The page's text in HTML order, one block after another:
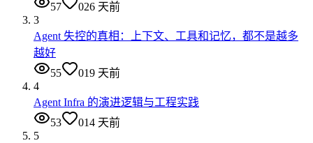
57
026 天前
3
Agent 失控的真相：上下文、工具和记忆，都不是越多
越好
55
019 天前
4
Agent Infra 的演进逻辑与工程实践
53
014 天前
5